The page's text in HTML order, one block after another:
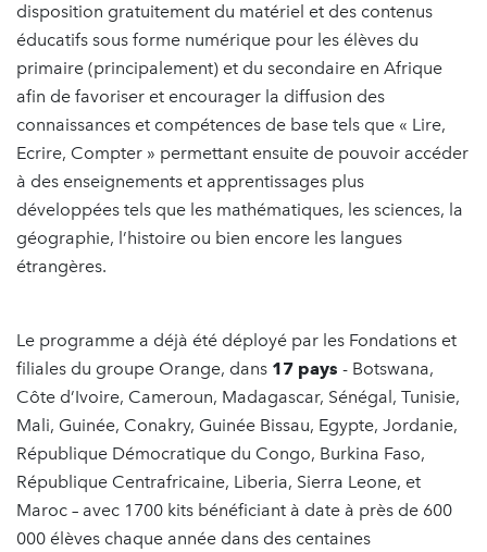
disposition gratuitement du matériel et des contenus
éducatifs sous forme numérique pour les élèves du
primaire (principalement) et du secondaire en Afrique
afin de favoriser et encourager la diffusion des
connaissances et compétences de base tels que « Lire,
Ecrire, Compter » permettant ensuite de pouvoir accéder
à des enseignements et apprentissages plus
développées tels que les mathématiques, les sciences, la
géographie, l’histoire ou bien encore les langues
étrangères.
Le programme a déjà été déployé par les Fondations et
filiales du groupe Orange, dans 17 pays - Botswana,
Côte d’Ivoire, Cameroun, Madagascar, Sénégal, Tunisie,
Mali, Guinée, Conakry, Guinée Bissau, Egypte, Jordanie,
République Démocratique du Congo, Burkina Faso,
République Centrafricaine, Liberia, Sierra Leone, et
Maroc – avec 1700 kits bénéficiant à date à près de 600
000 élèves chaque année dans des centaines